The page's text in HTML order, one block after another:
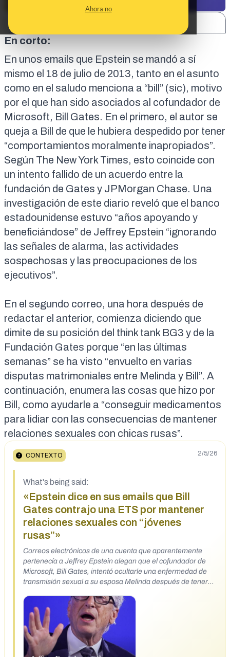
Ahora no
En corto:
En unos emails que Epstein se mandó a sí
mismo el 18 de julio de 2013, tanto en el asunto
como en el saludo menciona a “bill” (sic), motivo
por el que han sido asociados al cofundador de
Microsoft, Bill Gates. En el primero, el autor se
queja a Bill de que le hubiera despedido por tener
“comportamientos moralmente inapropiados”.
Según The New York Times, esto coincide con
un intento fallido de un acuerdo entre la
fundación de Gates y JPMorgan Chase. Una
investigación de este diario reveló que el banco
estadounidense estuvo “años apoyando y
beneficiándose” de Jeffrey Epstein “ignorando
las señales de alarma, las actividades
sospechosas y las preocupaciones de los
ejecutivos”.
En el segundo correo, una hora después de
redactar el anterior, comienza diciendo que
dimite de su posición del think tank BG3 y de la
Fundación Gates porque “en las últimas
semanas” se ha visto “envuelto en varias
disputas matrimoniales entre Melinda y Bill”. A
continuación, enumera las cosas que hizo por
Bill, como ayudarle a “conseguir medicamentos
para lidiar con las consecuencias de mantener
relaciones sexuales con chicas rusas”.
CONTEXTO 2/5/26
What's being said:
«Epstein dice en sus emails que Bill
Gates contrajo una ETS por mantener
relaciones sexuales con “jóvenes
rusas”»
Correos electrónicos de una cuenta que aparentemente
pertenecía a Jeffrey Epstein alegan que el cofundador de
Microsoft, Bill Gates, intentó ocultarle una enfermedad de
transmisión sexual a su esposa Melinda después de tener
https://www.instagram.com/p/DUJgppakwbN/?
igsh=NTc4MTIwNjQ2YQ%3D%3D